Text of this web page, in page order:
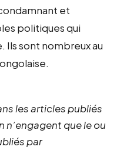
et
politiques qui
Ils sont nombreux au
les articles publiés
n’engagent que le ou
par